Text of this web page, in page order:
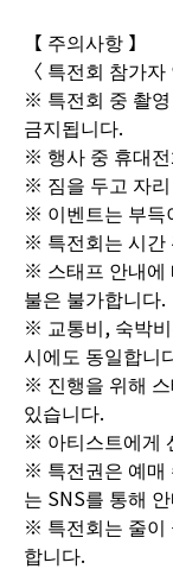
【 주의사항 】
〈 특전회 참가자
※ 특전회 중 촬
금지됩니다.
※ 행사 중 휴대
※ 짐을 두고 자
※ 이벤트는 부득
※ 특전회는 시간
※ 스태프 안내에
불은 불가합니다.
※ 교통비, 숙박
시에도 동일합니
※ 진행을 위해
있습니다.
※ 아티스트에게
※ 특전권은 예매
는 SNS를 통해
※ 특전회는 줄이
합니다.